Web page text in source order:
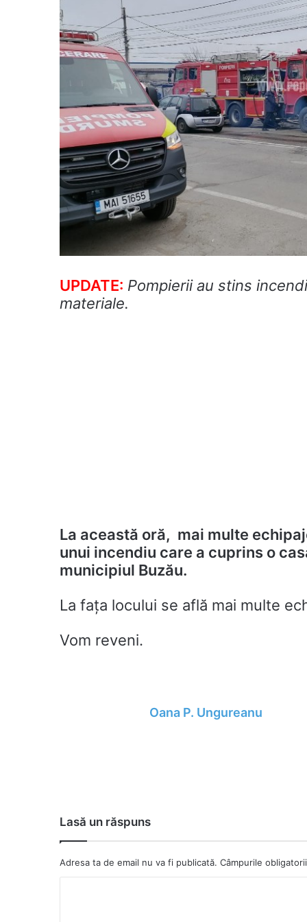
UPDATE: Pompierii au stins
materiale.
La această oră, mai multe
unui incendiu care a cuprins o
municipiul Buzău.
La fața locului se află mai multe
Vom reveni.
Oana P. Ungureanu
Lasă un răspuns
Adresa ta de email nu va fi publicată. Câmpurile